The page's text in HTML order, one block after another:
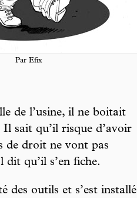
Par Efix
de l’usine, il ne boitait
sait qu’il risque d’avoir
de droit ne vont pas
qu’il s’en fiche.
des outils et s’est installé